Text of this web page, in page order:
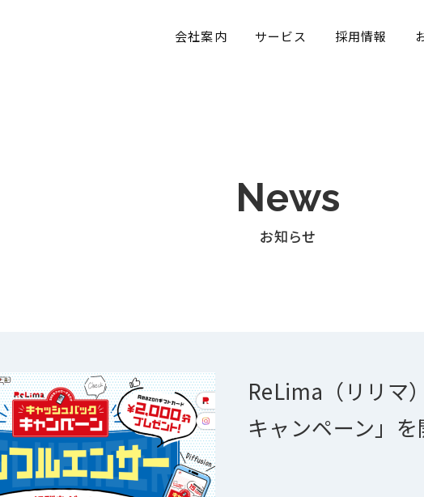
会社案内 サービス 採用情報
News
お知らせ
ReLima（リリマ
キャンペーン」を